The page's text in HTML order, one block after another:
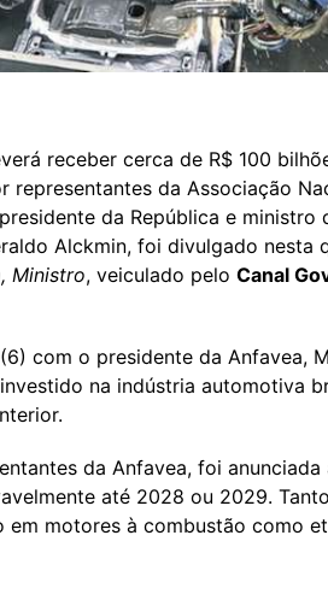
receber cerca de R$ 100
representantes da Associação
da República e ministro
Alckmin, foi divulgado
Ministro, veiculado pelo Canal
com o presidente da Anfavea,
na indústria automotiva
da Anfavea, foi
até 2028 ou 2029.
em motores à combustão como